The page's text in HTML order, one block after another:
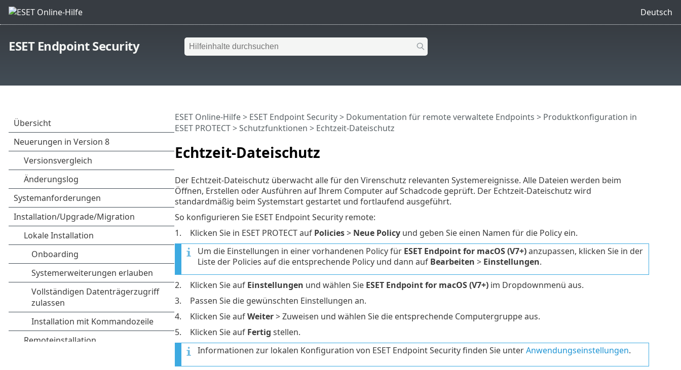
Deutsch
ESET Endpoint Security
Echtzeit-Dateischutz
ESET Online-Hilfe> ESET Endpoint Security> Dokumentation für remote verwaltete Endpoints > Produktkonfiguration in
ESET PROTECT>Schutzfunktionen > Echtzeit-Dateischutz
Der Echtzeit-Dateischutz überwacht alle für den Virenschutz relevanten Systemereignisse. Alle Dateien werden beim
Öffnen, Erstellen oder Ausführen auf Ihrem Computer auf Schadcode geprüft. Der Echtzeit-Dateischutz wird
standardmäßig beim Systemstart gestartet und fortlaufend ausgeführt.
So konfigurieren Sie ESET Endpoint Security remote:
1.
Klicken Sie in ESET PROTECT auf Policies> Neue Policyund geben Sie einen Namen für die Policy ein.
Um die Einstellungen in einer vorhandenen Policy für ESET Endpoint for macOS (V7+)anzupassen, klicken Sie in der
Liste der Policies auf die entsprechende Policy und dann auf Bearbeiten > Einstellungen.
2. Klicken Sie auf Einstellungen und wählen Sie ESET Endpoint for macOS (V7+)im Dropdownmenü aus.
3.
Passen Sie die gewünschten Einstellungen an.
4.
Klicken Sie aufWeiter> Zuweisen und wählen Sie die entsprechende Computergruppe aus.
5.
Klicken Sie auf Fertig stellen.
Informationen zur lokalen Konfiguration von ESET Endpoint Security finden Sie unterAnwendungseinstellungen.